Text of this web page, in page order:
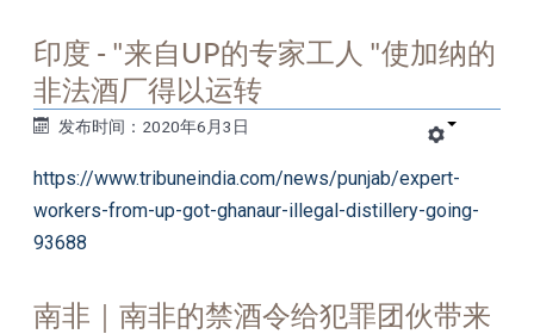
印度 - "来自UP的专家工人 "使加纳的
非法酒厂得以运转
发布时间：2020年6月3日
https://www.tribuneindia.com/news/punjab/expert-
workers-from-up-got-ghanaur-illegal-distillery-going-
93688
南非｜南非的禁酒令给犯罪团伙带来